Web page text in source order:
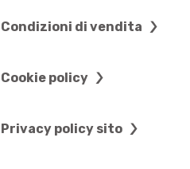
Condizioni di vendita
Cookie policy
Privacy policy sito